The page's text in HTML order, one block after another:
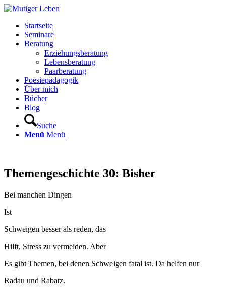
Startseite
Seminare
Beratung
Erziehungsberatung
Lebensberatung
Paarberatung
Poesiepädagogik
Über mich
Bücher
Blog
Suche
Menü Menü
Themengeschichte 30: Bisher
Bei manchen Dingen
Ist
Schweigen besser als reden, das
Hilft, Stress zu vermeiden. Aber
Es gibt Themen, bei denen Schweigen fatal ist. Da helfen nur
Radau und Rabatz.